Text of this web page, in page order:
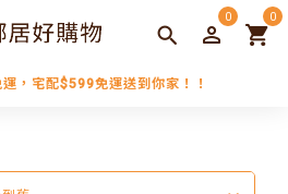
，宅配$599免運送到你家！！
0 0